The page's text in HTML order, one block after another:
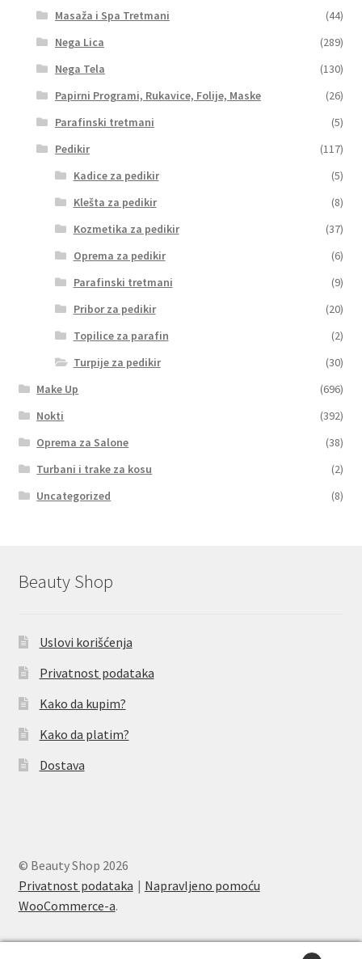
Masaža i Spa Tretmani
(44)
Nega Lica
(289)
Nega Tela
(130)
Papirni Programi, Rukavice, Folije, Maske
(26)
Parafinski tretmani
(5)
Pedikir
(117)
Kadice za pedikir
(5)
Klešta za pedikir
(8)
Kozmetika za pedikir
(37)
Oprema za pedikir
(6)
Parafinski tretmani
(9)
Pribor za pedikir
(20)
Topilice za parafin
(2)
Turpije za pedikir
(30)
Make Up
(696)
Nokti
(392)
Oprema za Salone
(38)
Turbani i trake za kosu
(2)
Uncategorized
(8)
Beauty Shop
Uslovi korišćenja
Privatnost podataka
Kako da kupim?
Kako da platim?
Dostava
© Beauty Shop 2026
Privatnost podataka
Napravljeno pomoću
WooCommerce-a.